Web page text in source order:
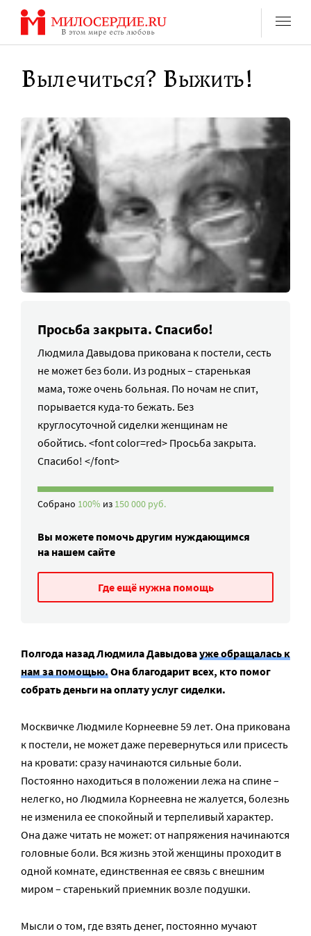
Перейти
содержанию
Вылечиться? Выжить!
Просьба закрыта. Спасибо!
Людмила Давыдова прикована к постели, сесть
не может без боли. Из родных – старенькая
мама, тоже очень больная. По ночам не спит,
порывается куда-то бежать. Без
круглосуточной сиделки женщинам не
обойтись. <font color=red> Просьба закрыта.
Спасибо! </font>
Собрано 100% из 150 000 руб.
Вы можете помочь другим нуждающимся
на нашем сайте
Где ещё нужна помощь
Полгода назад Людмила Давыдовауже обращалась к
нам за помощью.Она благодарит всех, кто помог
собрать деньги на оплату услуг сиделки.
Москвичке Людмиле Корнеевне 59 лет. Она прикована
к постели, не может даже перевернуться или присесть
на кровати: сразу начинаются сильные боли.
Постоянно находиться в положении лежа на спине –
нелегко, но Людмила Корнеевна не жалуется, болезнь
не изменила ее спокойный и терпеливый характер.
Она даже читать не может: от напряжения начинаются
головные боли. Вся жизнь этой женщины проходит в
одной комнате, единственная ее связь с внешним
миром – старенький приемник возле подушки.
Мысли о том, где взять денег, постоянно мучают